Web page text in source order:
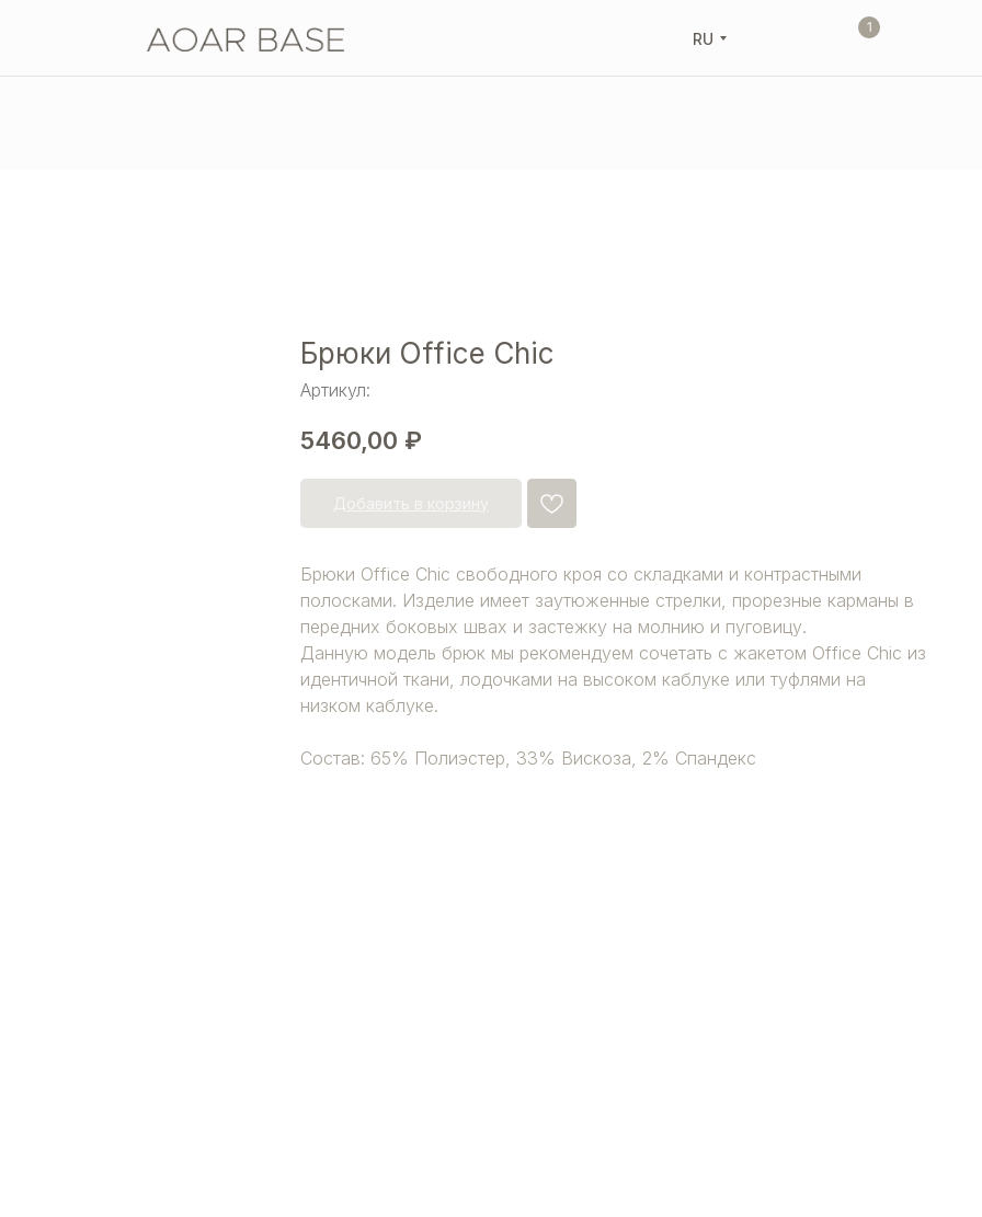
1
RU
Брюки Office Chic
Артикул:
5460,00 ₽
Брюки Office Chic свободного кроя со складками и контрастными
полосками. Изделие имеет заутюженные стрелки, прорезные карманы в
передних боковых швах и застежку на молнию и пуговицу.
Данную модель брюк мы рекомендуем сочетать с жакетом Office Chic из
идентичной ткани, лодочками на высоком каблуке или туфлями на
низком каблуке.
Состав: 65% Полиэстер, 33% Вискоза, 2% Спандекс